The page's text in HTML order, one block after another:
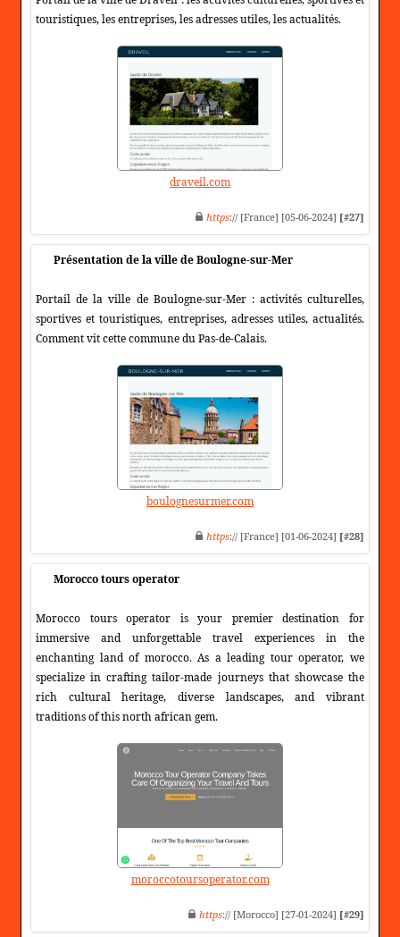
touristiques, les entreprises, les adresses utiles, les actualités.
draveil.com
https:// [France] [05-06-2024] [#27]
Présentation de la ville de Boulogne-sur-Mer
Portail de la ville de Boulogne-sur-Mer : activités culturelles,
sportives et touristiques, entreprises, adresses utiles, actualités.
Comment vit cette commune du Pas-de-Calais.
boulognesurmer.com
https:// [France] [01-06-2024] [#28]
Morocco tours operator
Morocco tours operator is your premier destination for
immersive and unforgettable travel experiences in the
enchanting land of morocco. As a leading tour operator, we
specialize in crafting tailor-made journeys that showcase the
rich cultural heritage, diverse landscapes, and vibrant
traditions of this north african gem.
moroccotoursoperator.com
https:// [Morocco] [27-01-2024] [#29]